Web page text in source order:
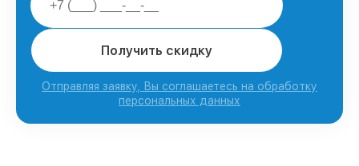
Получить скидку
Отправляя заявку, Вы соглашаетесь на обработку
персональных данных